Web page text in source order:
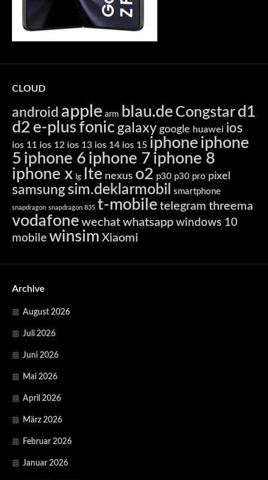
CLOUD
android apple arm blau.de Congstar d1
d2 e-plusfonic galaxy google huawei ios
ios 11 ios 12 ios 13 ios 14 ios 15 iphoneiphone
5 iphone 6 iphone 7 iphone 8
iphone x lg lte nexus o2 p30 p30 pro pixel
samsung sim.deklarmobil smartphone
snapdragon snapdragon 835 t-mobile telegram threema
vodafone wechat whatsapp windows 10
mobile winsim Xiaomi
Archive
August 2026
Juli 2026
Juni 2026
Mai 2026
April 2026
März 2026
Februar 2026
Januar 2026